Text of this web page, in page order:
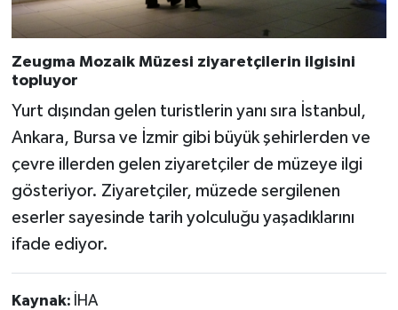
Zeugma Mozaik Müzesi ziyaretçilerin ilgisini
topluyor
Yurt dışından gelen turistlerin yanı sıra İstanbul,
Ankara, Bursa ve İzmir gibi büyük şehirlerden ve
çevre illerden gelen ziyaretçiler de müzeye ilgi
gösteriyor. Ziyaretçiler, müzede sergilenen
eserler sayesinde tarih yolculuğu yaşadıklarını
ifade ediyor.
Kaynak: İHA